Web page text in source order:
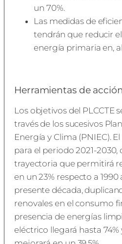
un 70%.
Las medidas de
tendrán que reducir
energía primaria en,
Herramientas de
Los objetivos del PLCCTE
través de los sucesivos
Energía y Clima (PNIEC).
para el periodo 2021-2030,
trayectoria que permitirá
en un 23% respecto a 1990
presente década,
renovales en el consumo
presencia de energías
eléctrico llegará hasta 74%